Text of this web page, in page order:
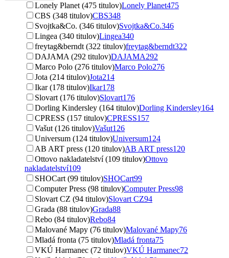
Lonely Planet (475 titulov)Lonely Planet475
CBS (348 titulov)CBS348
Svojtka&Co. (346 titulov)Svojtka&Co.346
Lingea (340 titulov)Lingea340
freytag&berndt (322 titulov)freytag&berndt322
DAJAMA (292 titulov)DAJAMA292
Marco Polo (276 titulov)Marco Polo276
Jota (214 titulov)Jota214
Ikar (178 titulov)Ikar178
Slovart (176 titulov)Slovart176
Dorling Kindersley (164 titulov)Dorling Kindersley164
CPRESS (157 titulov)CPRESS157
Vašut (126 titulov)Vašut126
Universum (124 titulov)Universum124
AB ART press (120 titulov)AB ART press120
Ottovo nakladatelství (109 titulov)Ottovo
nakladatelství109
SHOCart (99 titulov)SHOCart99
Computer Press (98 titulov)Computer Press98
Slovart CZ (94 titulov)Slovart CZ94
Grada (88 titulov)Grada88
Rebo (84 titulov)Rebo84
Malované Mapy (76 titulov)Malované Mapy76
Mladá fronta (75 titulov)Mladá fronta75
VKÚ Harmanec (72 titulov)VKÚ Harmanec72